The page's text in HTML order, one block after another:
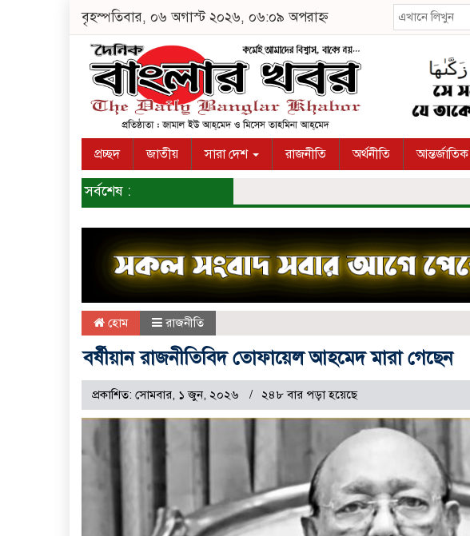
বৃহস্পতিবার, ০৬ অগাস্ট ২০২৬, ০৬:০৯ অপরাহ্ন
প্রচ্ছদ জাতীয় সারা দেশ রাজনীতি অর্থনীতি আন্তর্জাতিক
সর্বশেষ :
হোম রাজনীতি
বর্ষীয়ান রাজনীতিবিদ তোফায়েল আহমেদ মারা গেছেন
প্রকাশিত: সোমবার, ১ জুন, ২০২৬ ২৪৮ বার পড়া হয়েছে